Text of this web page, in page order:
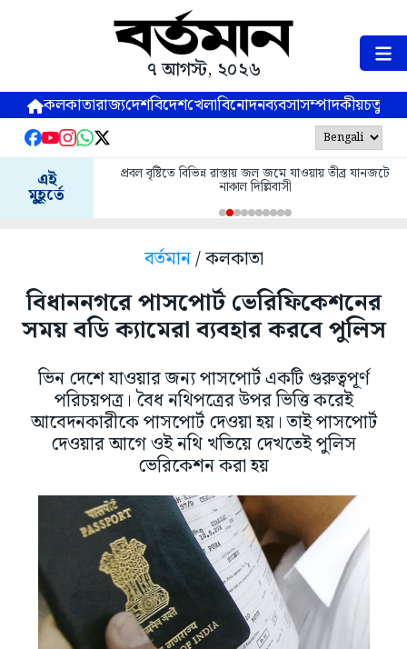
৭ আগস্ট, ২০২৬
কলকাতারাজ্যদেশবিদেশখেলাবিনোদনব্যবসাসম্পাদকীয়
এই
মুহূর্তে
প্রবল বৃষ্টিতে বিভিন্ন রাস্তায় জল জমে যাওয়ায় তীব্র যানজটে
নাকাল দিল্লিবাসী
বর্তমান/ কলকাতা
বিধাননগরে পাসপোর্ট ভেরিফিকেশনের
সময় বডি ক্যামেরা ব্যবহার করবে পুলিস
ভিন দেশে যাওয়ার জন্য পাসপোর্ট একটি গুরুত্বপূর্ণ
পরিচয়পত্র। বৈধ নথিপত্রের উপর ভিত্তি করেই
আবেদনকারীকে পাসপোর্ট দেওয়া হয়। তাই পাসপোর্ট
দেওয়ার আগে ওই নথি খতিয়ে দেখতেই পুলিস
ভেরিকেশন করা হয়